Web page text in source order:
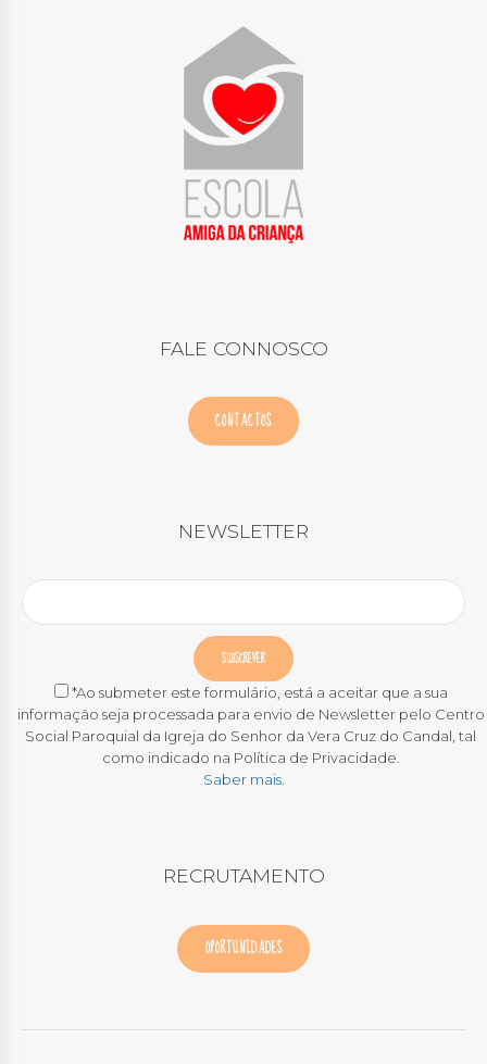
FALE CONNOSCO
CONTACTOS
NEWSLETTER
*Ao submeter este formulário, está a aceitar que a sua
informação seja processada para envio de Newsletter pelo Centro
Social Paroquial da Igreja do Senhor da Vera Cruz do Candal, tal
como indicado na Política de Privacidade.
Saber mais.
RECRUTAMENTO
OPORTUNIDADES